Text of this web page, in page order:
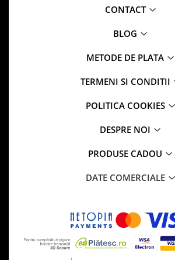
CONTACT
BLOG
METODE DE PLATA
TERMENI SI CONDITII
POLITICA COOKIES
DESPRE NOI
PRODUSE CADOU
DATE COMERCIALE